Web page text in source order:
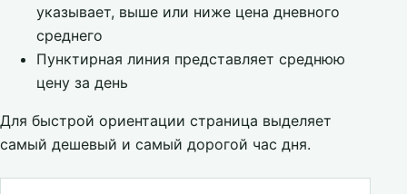
указывает, выше или ниже цена дневного
среднего
Пунктирная линия представляет среднюю
цену за день
Для быстрой ориентации страница выделяет
самый дешевый и самый дорогой час дня.